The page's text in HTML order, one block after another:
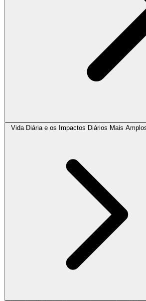
Vida Diária e os Impactos Diários Mais